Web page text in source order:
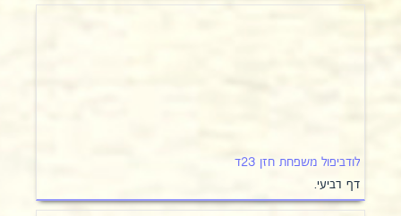
לודביפול משפחת חזן 23ד
דף רביעי.